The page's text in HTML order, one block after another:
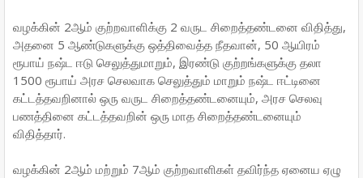
வழக்கின் 2ஆம் குற்றவாளிக்கு 2 வருட சிறைத்தண்டனை விதித்து,
அதனை 5 ஆண்டுகளுக்கு ஒத்திவைத்த நீதவான், 50 ஆயிரம்
ரூபாய் நஷ்ட ஈடு செலுத்துமாறும், இரண்டு குற்றங்களுக்கு தலா
1500 ரூபாய் அரச செலவாக செலுத்தும் மாறும் நஷ்ட ஈட்டினை
கட்டத்தவறினால் ஒரு வருட சிறைத்தண்டனையும், அரச செலவு
பணத்தினை கட்டத்தவறின் ஒரு மாத சிறைத்தண்டனையும்
விதித்தார்.
வழக்கின் 2ஆம் மற்றும் 7ஆம் குற்றவாளிகள் தவிர்ந்த ஏனைய ஏழு